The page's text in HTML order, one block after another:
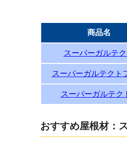
商品名
スーパーガルテク
スーパーガルテクト
スーパーガルテク
おすすめ屋根材：